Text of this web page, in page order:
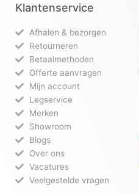
Klantenservice
Afhalen & bezorgen
Retourneren
Betaalmethoden
Offerte aanvragen
Mijn account
Legservice
Merken
Showroom
Blogs
Over ons
Vacatures
Veelgestelde vragen